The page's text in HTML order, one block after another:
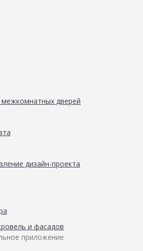
дверей
дизайн-проекта
и фасадов
приложение